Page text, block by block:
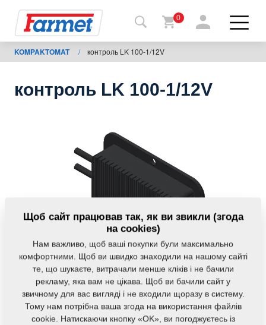
Назад
на
Магазин
Завантаження
0
KOMPAKTOMAT / контроль LK 100-1/12V
контроль LK 100-1/12V
Щоб сайт працював так, як ви звикли (згода
на cookies)
Нам важливо, щоб ваші покупки були максимально
комфортними. Щоб ви швидко знаходили на нашому сайті
те, що шукаєте, витрачали менше кліків і не бачили
рекламу, яка вам не цікава. Щоб ви бачили сайт у
звичному для вас вигляді і не входили щоразу в систему.
Тому нам потрібна ваша згода на використання файлів
cookie. Натискаючи кнопку «OK», ви погоджуєтесь із